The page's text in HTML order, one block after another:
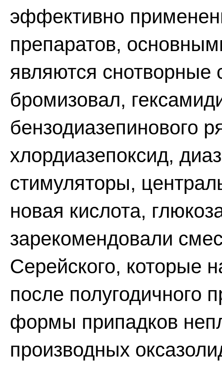
эффективно
препаратов,
являются снотворные
бромизовал,
бензодиазепинового
хлордиазепоксид,
стимуляторы,
новая кислота,
зарекомендовали
Серейского, которые
после полугодичного
формы припадков
производных